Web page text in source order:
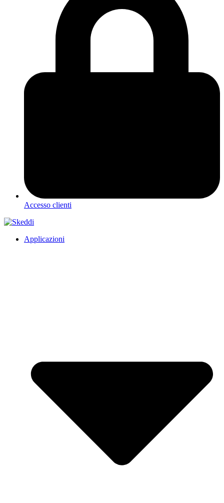
Accesso clienti
Applicazioni